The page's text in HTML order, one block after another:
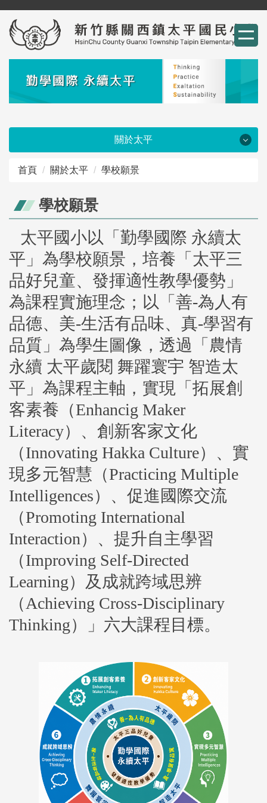
跳
到
要
區
關於太平
關於太平
學校現況
學校願景
校歌校徽
歷任校長
校園配置
交通位置
70週年校慶
首頁 關於太平 學校願景
學校願景
太平國小以「勤學國際 永續太
平」為學校願景，培養「太平三
品好兒童、發揮適性教學優勢」
為課程實施理念；以「善-為人有
品德、美-生活有品味、真-學習有
品質」為學生圖像，透過「農情
永續 太平歲閱 舞躍寰宇 智造太
平」為課程主軸，實現「拓展創
客素養（Enhancig Maker
Literacy）、創新客家文化
（Innovating Hakka Culture）、實
現多元智慧（Practicing Multiple
Intelligences）、促進國際交流
（Promoting International
Interaction）、提升自主學習
（Improving Self-Directed
Learning）及成就跨域思辨
（Achieving Cross-Disciplinary
Thinking）」六大課程目標。